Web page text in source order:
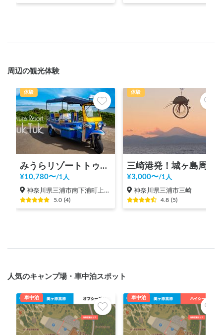
周辺の観光体験
体験
みうらリゾートトゥクトゥク(7人乗り2時間の料金です）by三浦レンタカー/Miura Resort TukTuk
¥10,780〜/1人
神奈川県三浦市南下浦町上宮田
5.0 (4)
体験
¥3,000〜/1人
神奈川県三浦市三崎
4.8 (5)
人気のキャンプ場・車中泊スポット
車中泊 車中泊